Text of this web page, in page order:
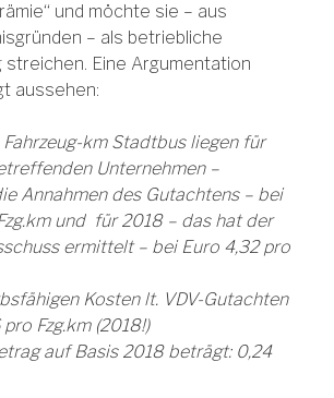
und möchte sie – aus
– als betriebliche
streichen. Eine Argumentation
aussehen:
km Stadtbus liegen für
Unternehmen –
Annahmen des Gutachtens – bei
und für 2018 – das hat der
ermittelt – bei Euro 4,32 pro
Kosten lt. VDV-Gutachten
Fzg.km (2018!)
auf Basis 2018 beträgt: 0,24